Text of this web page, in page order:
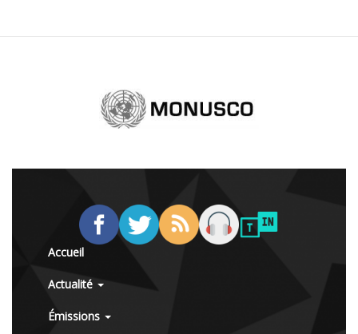
Accueil
Actualité
Émissions